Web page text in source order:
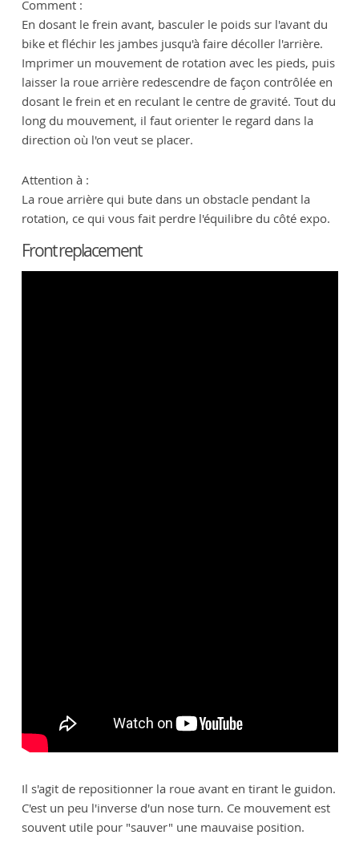
Comment :
En dosant le frein avant, basculer le poids sur l'avant du
bike et fléchir les jambes jusqu'à faire décoller l'arrière.
Imprimer un mouvement de rotation avec les pieds, puis
laisser la roue arrière redescendre de façon contrôlée en
dosant le frein et en reculant le centre de gravité. Tout du
long du mouvement, il faut orienter le regard dans la
direction où l'on veut se placer.
Attention à :
La roue arrière qui bute dans un obstacle pendant la
rotation, ce qui vous fait perdre l'équilibre du côté expo.
Front replacement
Il s'agit de repositionner la roue avant en tirant le guidon.
C'est un peu l'inverse d'un nose turn. Ce mouvement est
souvent utile pour "sauver" une mauvaise position.